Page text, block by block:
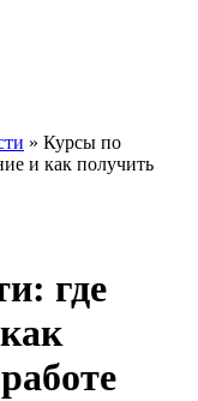
» Курсы по
и как получить
где